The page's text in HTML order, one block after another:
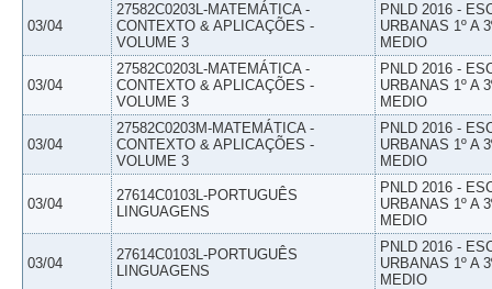
03/04
27582C0203L-MATEMÁTICA -
CONTEXTO & APLICAÇÕES -
VOLUME 3
PNLD 2016 -
URBANAS 1º A
MEDIO
03/04
27582C0203L-MATEMÁTICA -
CONTEXTO & APLICAÇÕES -
VOLUME 3
PNLD 2016 -
URBANAS 1º A
MEDIO
03/04
27582C0203M-MATEMÁTICA -
CONTEXTO & APLICAÇÕES -
VOLUME 3
PNLD 2016 -
URBANAS 1º A
MEDIO
03/04
27614C0103L-PORTUGUÊS
LINGUAGENS
PNLD 2016 -
URBANAS 1º A
MEDIO
03/04
27614C0103L-PORTUGUÊS
LINGUAGENS
PNLD 2016 -
URBANAS 1º A
MEDIO